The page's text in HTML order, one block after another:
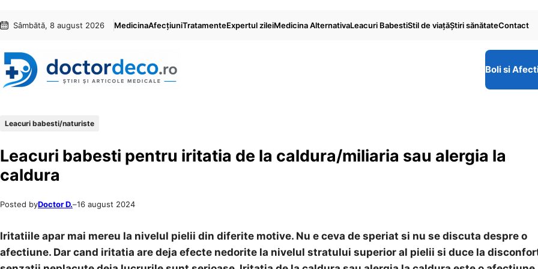
conținut
content
Sâmbătă, 8 august 2026 MedicinaAfecțiuniTratamenteExpertul zileiMedicina AlternativaLeacuri BabestiStil de viaţăŞtiri sănătateContact
Boli si
Leacuri babesti/naturiste
Leacuri babesti pentru iritatia de la caldura/miliaria sau alergia la
caldura
Posted byDoctor D.–16 august 2024
Iritatiile apar mai mereu la nivelul pielii din diferite motive. Nu e ceva de speriat si nu se discuta despre o
afectiune. Dar cand iritatia are deja efecte nedorite la nivelul stratului superior al pielii si duce la